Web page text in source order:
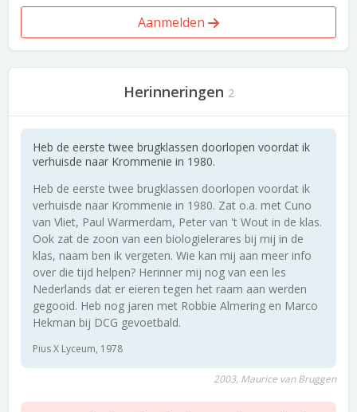
Aanmelden
Herinneringen 2
Heb de eerste twee brugklassen doorlopen voordat ik
verhuisde naar Krommenie in 1980.
Heb de eerste twee brugklassen doorlopen voordat ik
verhuisde naar Krommenie in 1980. Zat o.a. met Cuno
van Vliet, Paul Warmerdam, Peter van 't Wout in de klas.
Ook zat de zoon van een biologielerares bij mij in de
klas, naam ben ik vergeten. Wie kan mij aan meer info
over die tijd helpen? Herinner mij nog van een les
Nederlands dat er eieren tegen het raam aan werden
gegooid. Heb nog jaren met Robbie Almering en Marco
Hekman bij DCG gevoetbald.
Pius X Lyceum, 1978
2003, Maurice van Bruggen